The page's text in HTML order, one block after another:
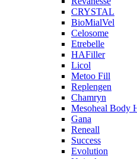
CRYSTAL
BioMialVel
Celosome
Etrebelle
HAFiller
Licol
Metoo Fill
Replengen
Chamryn
Mesoheal Body
Gana
Reneall
Success
Evolution